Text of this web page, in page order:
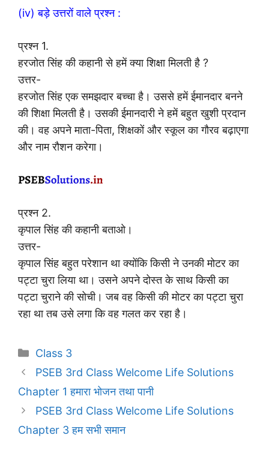
(iv) बड़े उत्तरों वाले प्रश्न :
प्रश्न 1.
हरजोत सिंह की कहानी से हमें क्या शिक्षा मिलती है ?
उत्तर-
हरजोत सिंह एक समझदार बच्चा है। उससे हमें ईमानदार बनने
की शिक्षा मिलती है। उसकी ईमानदारी ने हमें बहुत खुशी प्रदान
की। वह अपने माता-पिता, शिक्षकों और स्कूल का गौरव बढ़ाएगा
और नाम रौशन करेगा।
प्रश्न 2.
कृपाल सिंह की कहानी बताओ।
उत्तर-
कृपाल सिंह बहुत परेशान था क्योंकि किसी ने उनकी मोटर का
पट्टा चुरा लिया था। उसने अपने दोस्त के साथ किसी का
पट्टा चुराने की सोची। जब वह किसी की मोटर का पट्टा चुरा
रहा था तब उसे लगा कि वह गलत कर रहा है।
Categories
Class 3
PSEB 3rd Class Welcome Life Solutions
Chapter 1 हमारा भोजन तथा पानी
PSEB 3rd Class Welcome Life Solutions
Chapter 3 हम सभी समान